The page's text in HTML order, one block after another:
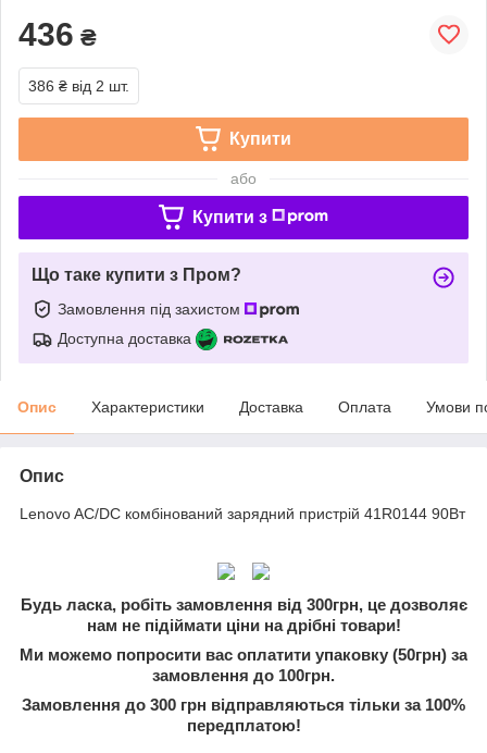
436 ₴
386 ₴ від 2 шт.
Купити
або
Купити з
Що таке купити з Пром?
Замовлення під захистом
Доступна доставка
Опис Характеристики Доставка Оплата Умови
Опис
Lenovo AC/DC комбінований зарядний пристрій 41R0144 90Вт
Будь ласка, робіть замовлення від 300грн, це дозволяє
нам не підіймати ціни на дрібні товари!
Ми можемо попросити вас оплатити упаковку (50грн) за
замовлення до 100грн.
Замовлення до 300 грн відправляються тільки за 100%
передплатою!